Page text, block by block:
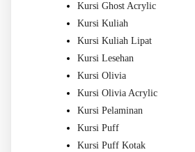
Kursi Ghost Acrylic
Kursi Kuliah
Kursi Kuliah Lipat
Kursi Lesehan
Kursi Olivia
Kursi Olivia Acrylic
Kursi Pelaminan
Kursi Puff
Kursi Puff Kotak